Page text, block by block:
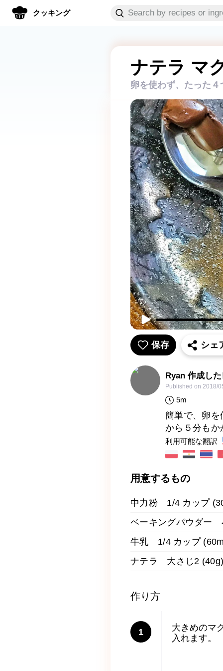
クッキング
ナテラ マ
卵を使わず、たった
保存 シェ
Ryan 作成し
Published on 2018/
5m
簡単で、卵を
から５分もか
利用可能な翻訳
用意するもの
中力粉 1/4 カップ
ベーキングパウダー
牛乳 1/4 カップ
ナテラ 大さじ2
作り方
1
大きめのマ
入れます。